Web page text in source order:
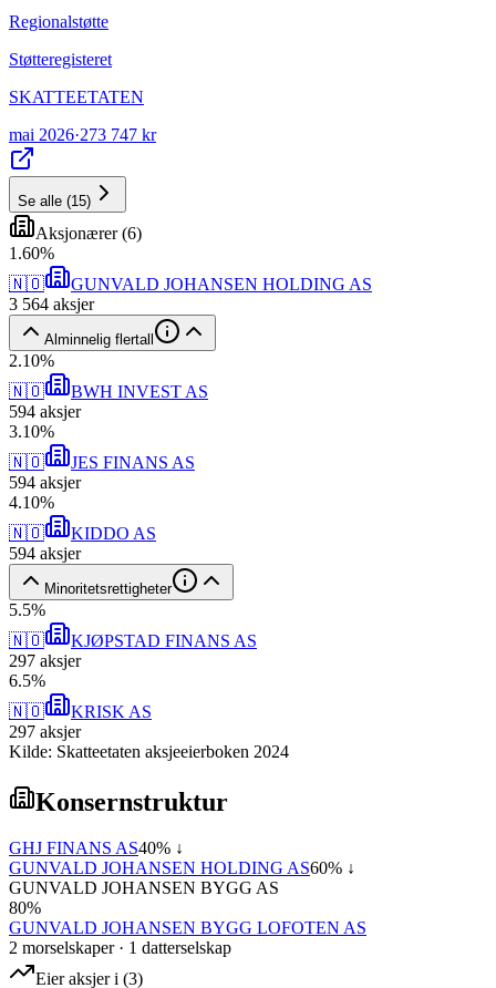
Regionalstøtte
Støtteregisteret
SKATTEETATEN
mai 2026·273 747 kr
Se alle (15)
Aksjonærer(6)
1 .60%
🇳🇴
GUNVALD JOHANSEN HOLDING AS
3 564 aksjer
Alminnelig flertall
2.10%
🇳🇴
BWH INVEST AS
594 aksjer
3.10%
🇳🇴
JES FINANS AS
594 aksjer
4.10%
🇳🇴
KIDDO AS
594 aksjer
Minoritetsrettigheter
5.5%
🇳🇴
KJØPSTAD FINANS AS
297 aksjer
6.5%
🇳🇴
KRISK AS
297 aksjer
Kilde: Skatteetaten aksjeeierboken 2024
Konsernstruktur
GHJ FINANS AS40% ↓
GUNVALD JOHANSEN HOLDING AS60% ↓
GUNVALD JOHANSEN BYGG AS
80%
GUNVALD JOHANSEN BYGG LOFOTEN AS
2 morselskaper· 1 datterselskap
Eier aksjer i (3)